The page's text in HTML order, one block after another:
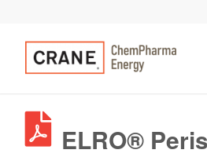
ELRO®